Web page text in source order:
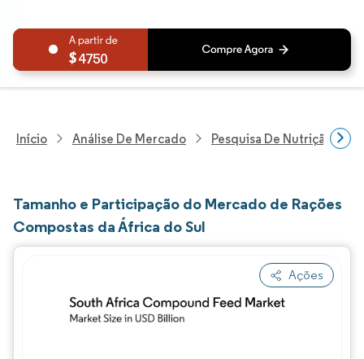
4750
Início Análise De Mercado Pesquisa De Nutrição E
Tamanho e Participação do Mercado de Rações
Compostas da África do Sul
Ações